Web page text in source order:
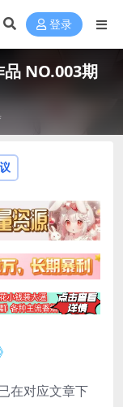
登录
NO.003期
在对应文章下